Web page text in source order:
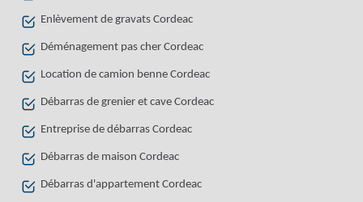
Enlèvement de gravats Cordeac
Déménagement pas cher Cordeac
Location de camion benne Cordeac
Débarras de grenier et cave Cordeac
Entreprise de débarras Cordeac
Débarras de maison Cordeac
Débarras d'appartement Cordeac